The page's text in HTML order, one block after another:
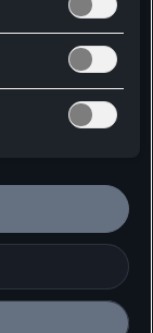
Prikaz od